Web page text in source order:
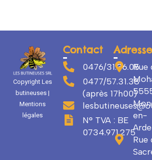
Copyright Les
butineuses |
Mentions
légales
Contact
0476/31.36.05
0477/57.31.38
(après 17h00)
N° TVA : BE
0734.971.275
Adresse
Rue
en-
Rue